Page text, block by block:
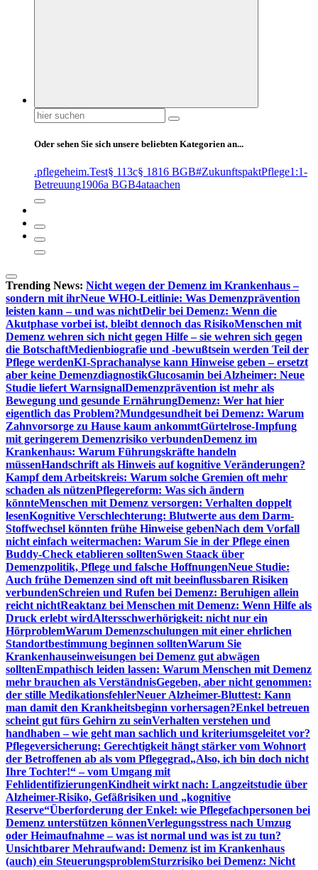
Suchen
nach:
Oder sehen Sie sich unsere beliebten Kategorien an...
.pflegeheim.Test§ 113c§ 1816 BGB#ZukunftspaktPflege1:1-
Betreuung1906a BGB4ataachen
Trending News: Nicht wegen der Demenz im Krankenhaus –
sondern mit ihrNeue WHO-Leitlinie: Was Demenzprävention
leisten kann – und was nichtDelir bei Demenz: Wenn die
Akutphase vorbei ist, bleibt dennoch das RisikoMenschen mit
Demenz wehren sich nicht gegen Hilfe – sie wehren sich gegen
die BotschaftMedienbiografie und -bewußtsein werden Teil der
Pflege werdenKI-Sprachanalyse kann Hinweise geben – ersetzt
aber keine DemenzdiagnostikGlucosamin bei Alzheimer: Neue
Studie liefert WarnsignalDemenzprävention ist mehr als
Bewegung und gesunde ErnährungDemenz: Wer hat hier
eigentlich das Problem?Mundgesundheit bei Demenz: Warum
Zahnvorsorge zu Hause kaum ankommtGürtelrose-Impfung
mit geringerem Demenzrisiko verbundenDemenz im
Krankenhaus: Warum Führungskräfte handeln
müssenHandschrift als Hinweis auf kognitive Veränderungen?
Kampf dem Arbeitskreis: Warum solche Gremien oft mehr
schaden als nützenPflegereform: Was sich ändern
könnteMenschen mit Demenz versorgen: Verhalten doppelt
lesenKognitive Verschlechterung: Blutwerte aus dem Darm-
Stoffwechsel könnten frühe Hinweise gebenNach dem Vorfall
nicht einfach weitermachen: Warum Sie in der Pflege einen
Buddy-Check etablieren solltenSwen Staack über
Demenzpolitik, Pflege und falsche HoffnungenNeue Studie:
Auch frühe Demenzen sind oft mit beeinflussbaren Risiken
verbundenSchreien und Rufen bei Demenz: Beruhigen allein
reicht nichtReaktanz bei Menschen mit Demenz: Wenn Hilfe als
Druck erlebt wirdAltersschwerhörigkeit: nicht nur ein
HörproblemWarum Demenzschulungen mit einer ehrlichen
Standortbestimmung beginnen solltenWarum Sie
Krankenhauseinweisungen bei Demenz gut abwägen
solltenEmpathisch leiden lassen: Warum Menschen mit Demenz
mehr brauchen als VerständnisGegeben, aber nicht genommen:
der stille MedikationsfehlerNeuer Alzheimer-Bluttest: Kann
man damit den Krankheitsbeginn vorhersagen?Enkel betreuen
scheint gut fürs Gehirn zu seinVerhalten verstehen und
handhaben – wie geht man sachlich und kriteriumsgeleitet vor?
Pflegeversicherung: Gerechtigkeit hängt stärker vom Wohnort
der Betroffenen ab als vom Pflegegrad„Also, ich bin doch nicht
Ihre Tochter!“ – vom Umgang mit
FehlidentifizierungenKindheit wirkt nach: Langzeitstudie über
Alzheimer-Risiko, Gefäßrisiken und „kognitive
Reserve“Überforderung der Enkel: wie Pflegefachpersonen bei
Demenz unterstützen könnenVerlegungsstress nach Umzug
oder Heimaufnahme – was ist normal und was ist zu tun?
Unsichtbarer Mehraufwand: Demenz ist im Krankenhaus
(auch) ein SteuerungsproblemSturzrisiko bei Demenz: Nicht